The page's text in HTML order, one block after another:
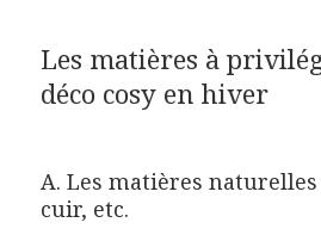
Les matières à
déco cosy en hiver
A. Les matières
cuir, etc.